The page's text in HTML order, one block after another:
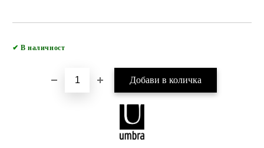
✔ В наличност